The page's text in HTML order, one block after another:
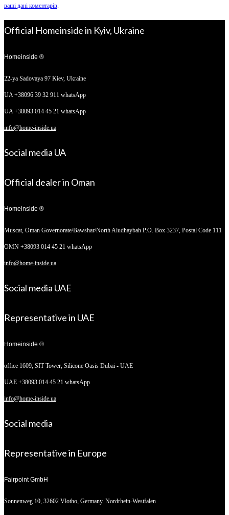
ваші дані коментарів.
Official Homeinside in Kyiv, Ukraine
Homeinside ®
22-ya Sadovaya 97 Kiev, Ukraine
UA +38096 39 32 911 whatsApp
UA +38093 014 45 21 whatsApp
info@home-inside.ua
Social media UA
Official dealer in Oman
Homeinside ®
Muscat, Oman Governorate/Bawshar/North Aludhaybah P.O. Box 3237, Postal Code 111
OMN +38093 014 45 21 whatsApp
info@home-inside.ua
Social media UAE
Representative in UAE
Homeinside ®
office 1609, SIT Tower, Silicone Oasis Dubai - UAE
UAE +38093 014 45 21 whatsApp
info@home-inside.ua
Social media
Representative in Europe
Fairpoint GmbH
Sonnenweg 10, 32602 Vlotho, Germany. Nordrhein-Westfalen